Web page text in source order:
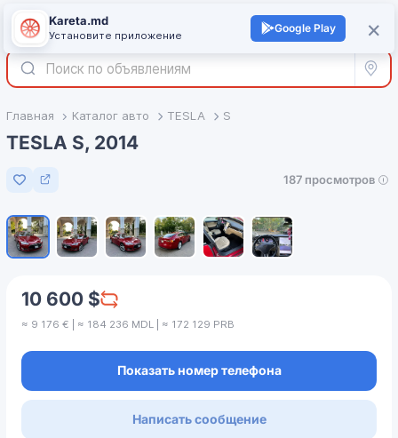
Войти +
Все
Главная Каталог авто TESLA S
TESLA S, 2014
Добавить в избранное
187 просмотров
10 600 $
≈ 9 176 € | ≈ 184 236 MDL | ≈ 172 129 PRB
Показать номер телефона
Написать сообщение
×
Kareta.md
Установите приложение
Google Play